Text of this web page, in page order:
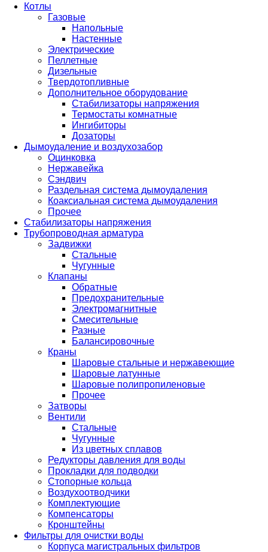
Котлы
Газовые
Напольные
Настенные
Электрические
Пеллетные
Дизельные
Твердотопливные
Дополнительное оборудование
Стабилизаторы напряжения
Термостаты комнатные
Ингибиторы
Дозаторы
Дымоудаление и воздухозабор
Оцинковка
Нержавейка
Сэндвич
Раздельная система дымоудаления
Коаксиальная система дымоудаления
Прочее
Стабилизаторы напряжения
Трубопроводная арматура
Задвижки
Стальные
Чугунные
Клапаны
Обратные
Предохранительные
Электромагнитные
Смесительные
Разные
Балансировочные
Краны
Шаровые стальные и нержавеющие
Шаровые латунные
Шаровые полипропиленовые
Прочее
Затворы
Вентили
Стальные
Чугунные
Из цветных сплавов
Редукторы давления для воды
Прокладки для подводки
Стопорные кольца
Воздухоотводчики
Комплектующие
Компенсаторы
Кронштейны
Фильтры для очистки воды
Корпуса магистральных фильтров